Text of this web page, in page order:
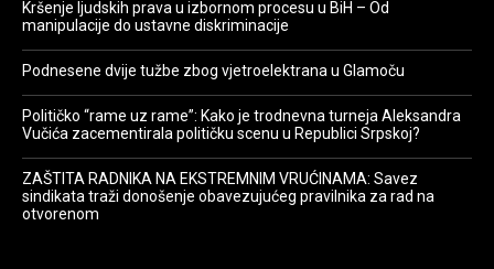
Kršenje ljudskih prava u izbornom procesu u BiH – Od
manipulacije do ustavne diskriminacije
Podnesene dvije tužbe zbog vjetroelektrana u Glamoču
Političko “rame uz rame”: Kako je trodnevna turneja Aleksandra
Vučića zacementirala političku scenu u Republici Srpskoj?
ZAŠTITA RADNIKA NA EKSTREMNIM VRUĆINAMA: Savez
sindikata traži donošenje obavezujućeg pravilnika za rad na
otvorenom